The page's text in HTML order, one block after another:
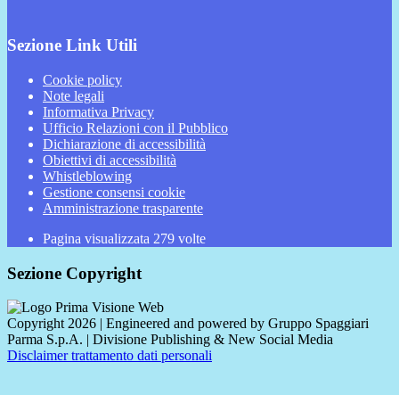
Sezione Link Utili
Cookie policy
Note legali
Informativa Privacy
Ufficio Relazioni con il Pubblico
Dichiarazione di accessibilità
Obiettivi di accessibilità
Whistleblowing
Gestione consensi cookie
Amministrazione trasparente
Pagina visualizzata 279 volte
Sezione Copyright
Copyright 2026 | Engineered and powered by Gruppo Spaggiari
Parma S.p.A. | Divisione Publishing & New Social Media
Disclaimer trattamento dati personali